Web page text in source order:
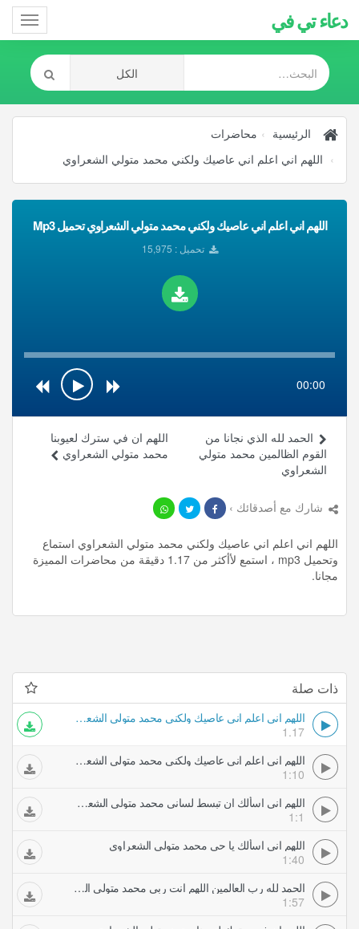
دعاء تي في
الرئيسية
محاضرات
اللهم اني اعلم اني عاصيك ولكني محمد متولي الشعراوي
اللهم اني اعلم اني عاصيك ولكني محمد متولي الشعراوي تحميل Mp3
تحميل : 15,975
00:00
اللهم ان في سترك لعيوبنا
محمد متولي الشعراوي
الحمد لله الذي نجانا من
القوم الظالمين محمد متولي
الشعراوي
شارك مع أصدقائك ›
اللهم اني اعلم اني عاصيك ولكني محمد متولي الشعراوي استماع
وتحميل mp3 ، استمع لأأكثر من 1.17 دقيقة من محاضرات المميزة
مجانا.
ذات صلة
اللهم اني اعلم اني عاصيك ولكني محمد متولي الشعراوي
1.17
اللهم اني اعلم اني عاصيك ولكني محمد متولي الشعراوي
1:10
اللهم اني اسألك ان تبسط لساني محمد متولي الشعراوي
1:1
اللهم اني اسألك يا حي محمد متولي الشعراوي
1:40
الحمد لله رب العالمين اللهم انت ربي محمد متولي الشعراوي
1:57